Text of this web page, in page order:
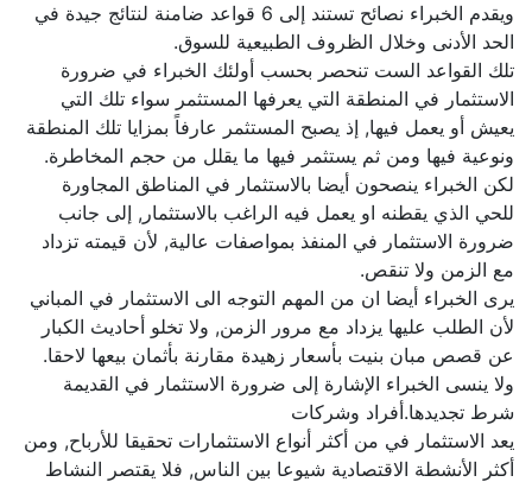
ويقدم الخبراء نصائح تستند إلى 6 قواعد ضامنة لنتائج جيدة في
الحد الأدنى وخلال الظروف الطبيعية للسوق.
تلك القواعد الست تنحصر بحسب أولئك الخبراء في ضرورة
الاستثمار في المنطقة التي يعرفها المستثمر سواء تلك التي
يعيش أو يعمل فيها, إذ يصبح المستثمر عارفاً بمزايا تلك المنطقة
ونوعية فيها ومن ثم يستثمر فيها ما يقلل من حجم المخاطرة.
لكن الخبراء ينصحون أيضا بالاستثمار في المناطق المجاورة
للحي الذي يقطنه او يعمل فيه الراغب بالاستثمار, إلى جانب
ضرورة الاستثمار في المنفذ بمواصفات عالية, لأن قيمته تزداد
مع الزمن ولا تنقص.
يرى الخبراء أيضا ان من المهم التوجه الى الاستثمار في المباني
لأن الطلب عليها يزداد مع مرور الزمن, ولا تخلو أحاديث الكبار
عن قصص مبان بنيت بأسعار زهيدة مقارنة بأثمان بيعها لاحقا.
ولا ينسى الخبراء الإشارة إلى ضرورة الاستثمار في القديمة
شرط تجديدها.أفراد وشركات
يعد الاستثمار في من أكثر أنواع الاستثمارات تحقيقا للأرباح, ومن
أكثر الأنشطة الاقتصادية شيوعا بين الناس, فلا يقتصر النشاط